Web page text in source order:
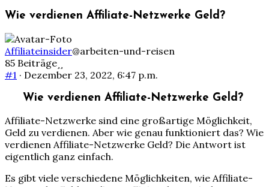
Wie verdienen Affiliate-Netzwerke Geld?
Affiliateinsider@arbeiten-und-reisen
85 Beiträge
#1 · Dezember 23, 2022, 6:47 p.m.
Wie verdienen Affiliate-Netzwerke Geld?
Affiliate-Netzwerke sind eine großartige Möglichkeit,
Geld zu verdienen. Aber wie genau funktioniert das? Wie
verdienen Affiliate-Netzwerke Geld? Die Antwort ist
eigentlich ganz einfach.
Es gibt viele verschiedene Möglichkeiten, wie Affiliate-